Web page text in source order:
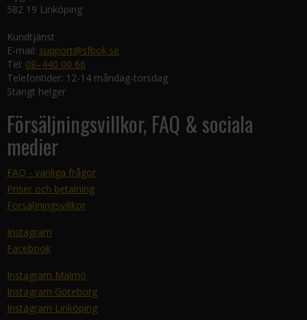
582 19 Linköping
Kundtjänst
E-mail: support@sfbok.se
Tel: 08–440 00 66
Telefontider: 12-14 måndag-torsdag
Stängt helger
Försäljningsvillkor, FAQ & sociala
medier
FAQ - vanliga frågor
Priser och betalning
Försäljningsvillkor
Instagram
Facebook
Instagram Malmö
Instagram Göteborg
Instagram Linköping